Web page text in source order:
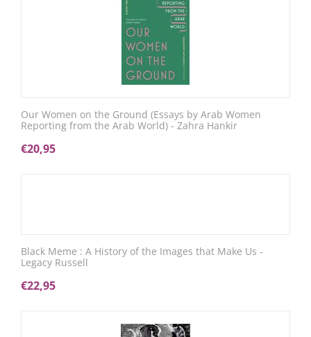
Our Women on the Ground (Essays by Arab Women
Reporting from the Arab World) - Zahra Hankir
€20,95
Black Meme : A History of the Images that Make Us -
Legacy Russell
€22,95